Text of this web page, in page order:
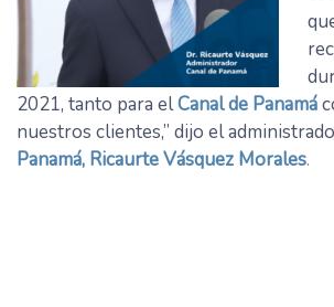
2021, tanto para elCanal de Panamá
nuestros clientes,” dijo el
Panamá, Ricaurte Vásquez Morales.